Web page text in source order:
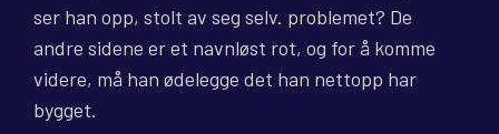
ser han opp, stolt av seg selv. problemet? De
andre sidene er et navnløst rot, og for å komme
videre, må han ødelegge det han nettopp har
bygget.